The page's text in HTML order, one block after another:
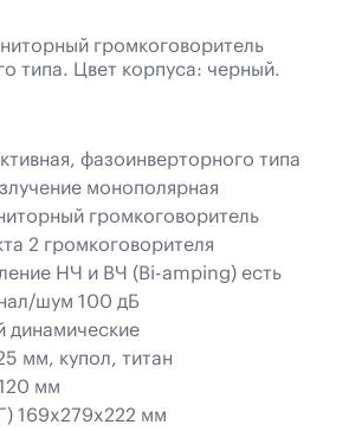
громкоговоритель
типа. Цвет корпуса: черный.
фазоинверторного типа
монополярная
громкоговоритель
2 громкоговорителя
НЧ и ВЧ (Bi-amping) есть
шум 100 дБ
динамические
мм, купол, титан
мм
169x279x222 мм